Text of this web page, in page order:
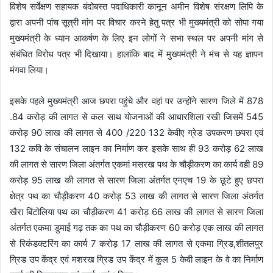
विशेष सर्वेक्षण सहायक बंदोबस्त पदाधिकारी कानून अमीन विशेष संरक्षण लिपि के
द्वारा अपनी पांच सूत्री मांग पर विचार करने हेतु पत्र भी मुख्यमंत्री को सोपा गया
मुख्यमंत्री के ध्यान आकर्षण के लिए इन लोगों ने सभा स्थल पर अपनी मांग से
संबंधित विरोध पत्र भी दिखाया। हालांकि बाद में मुख्यमंत्री ने मंच से यह ज्ञापन
मंगवा लिया।
इसके पहले मुख्यमंत्री आज छपरा पहुंचे और वहां पर उन्होंने सारण जिले में 878
.84 करोड़ की लागत से कल साथ योजनाओं की आधारशिला रखी जिसमें 545
करोड़ 90 लाख की लागत से 400 /220 132 केवीए ग्रेड उपकरण छपरा एवं
132 कवि के संचालन लाइन का निर्माण कर इसके साथ ही 93 करोड़ 62 लाख
की लागत से सारण जिला अंतर्गत एकमां मसरख पथ के चौड़ीकरण का कार्य वही 89
करोड़ 95 लाख की लागत से सारण जिला अंतर्गत एनएच 19 के छूटे हुए छपरा
क्षेत्र पथ का चौड़ीकरण 40 करोड़ 53 लाख की लागत से सारण जिला अंतर्गत
खैरा बिंटोलिया पथ का चौड़ीकरण 41 करोड़ 66 लाख की लागत से सारण जिला
अंतर्गत एकमा डुमाई गढ़ तक का पथ का चौड़ीकरण 60 करोड़ एक लाख की लागत
से रिकंडक्टरिंग का कार्य 7 करोड़ 17 लाख की लागत से एकमा ग्रिड,शीतलपुर
ग्रिड उप केंद्र एवं मशरख ग्रिड उप केंद्र में कुल 5 केवी लाइन के वे का निर्माण